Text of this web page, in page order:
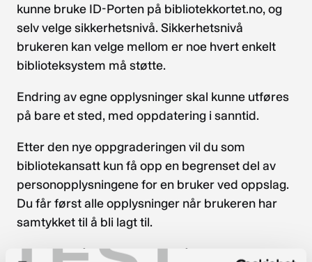
kunne bruke ID-Porten på bibliotekkortet.no, og
selv velge sikkerhetsnivå. Sikkerhetsnivå
brukeren kan velge mellom er noe hvert enkelt
biblioteksystem må støtte.
Endring av egne opplysninger skal kunne utføres
på bare et sted, med oppdatering i sanntid.
Etter den nye oppgraderingen vil du som
bibliotekansatt kun få opp en begrenset del av
personopplysningene for en bruker ved oppslag.
Du får først alle opplysninger når brukeren har
samtykket til å bli lagt til.
Det blir også mulig for bruker å slette seg i